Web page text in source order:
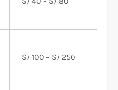
S/ 100 – S/ 250